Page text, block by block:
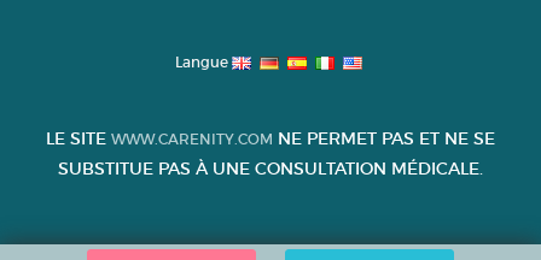
Langue
LE SITE WWW.CARENITY.COM NE PERMET PAS ET NE SE
SUBSTITUE PAS À UNE CONSULTATION MÉDICALE.